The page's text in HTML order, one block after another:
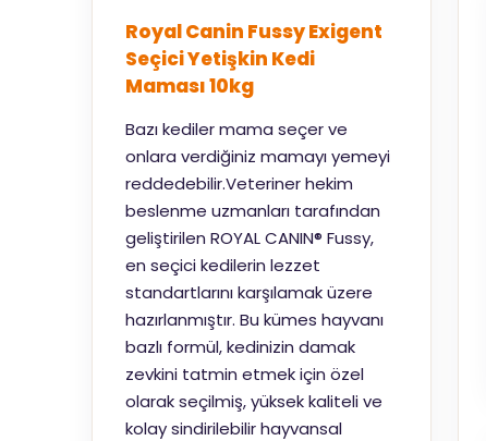
Royal Canin Fussy Exigent
Seçici Yetişkin Kedi
Maması 10kg
Bazı kediler mama seçer ve
onlara verdiğiniz mamayı yemeyi
reddedebilir.Veteriner hekim
beslenme uzmanları tarafından
geliştirilen ROYAL CANIN® Fussy,
en seçici kedilerin lezzet
standartlarını karşılamak üzere
hazırlanmıştır. Bu kümes hayvanı
bazlı formül, kedinizin damak
zevkini tatmin etmek için özel
olarak seçilmiş, yüksek kaliteli ve
kolay sindirilebilir hayvansal